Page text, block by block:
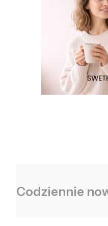
Codziennie